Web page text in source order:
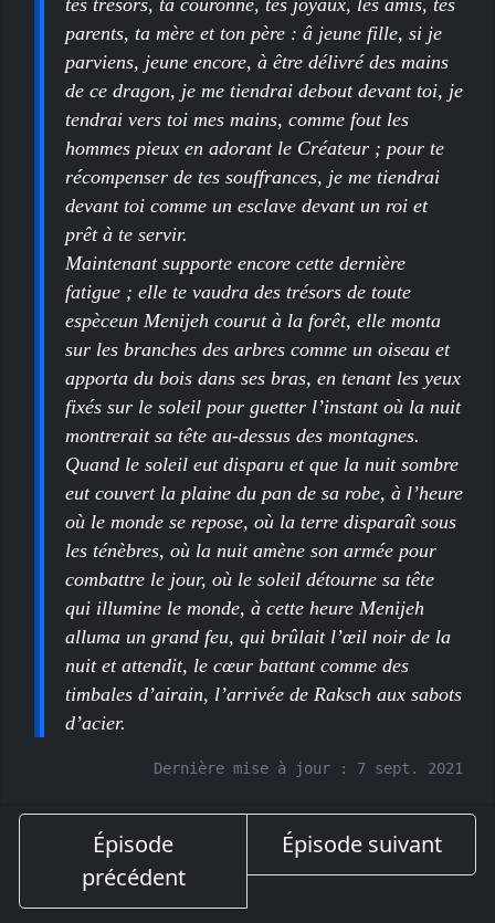
parents, ta mère et ton père : â jeune fille, si je
parviens, jeune encore, à être délivré des mains
de ce dragon, je me tiendrai debout devant toi, je
tendrai vers toi mes mains, comme fout les
hommes pieux en adorant le Créateur ; pour te
récompenser de tes souffrances, je me tiendrai
devant toi comme un esclave devant un roi et
prêt à te servir.
Maintenant supporte encore cette dernière
fatigue ; elle te vaudra des trésors de toute
espèceun Menijeh courut à la forêt, elle monta
sur les branches des arbres comme un oiseau et
apporta du bois dans ses bras, en tenant les yeux
fixés sur le soleil pour guetter l’instant où la nuit
montrerait sa tête au-dessus des montagnes.
Quand le soleil eut disparu et que la nuit sombre
eut couvert la plaine du pan de sa robe, à l’heure
où le monde se repose, où la terre disparaît sous
les ténèbres, où la nuit amène son armée pour
combattre le jour, où le soleil détourne sa tête
qui illumine le monde, à cette heure Menijeh
alluma un grand feu, qui brûlait l’œil noir de la
nuit et attendit, le cœur battant comme des
timbales d’airain, l’arrivée de Raksch aux sabots
d’acier.
Dernière mise à jour : 7 sept. 2021
Épisode
précédent
Épisode suivant